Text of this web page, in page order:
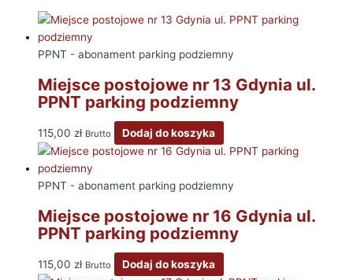
PPNT - abonament parking podziemny
Miejsce postojowe nr 13 Gdynia ul.
PPNT parking podziemny
115,00 zł Brutto Dodaj do koszyka
PPNT - abonament parking podziemny
Miejsce postojowe nr 16 Gdynia ul.
PPNT parking podziemny
115,00 zł Brutto Dodaj do koszyka